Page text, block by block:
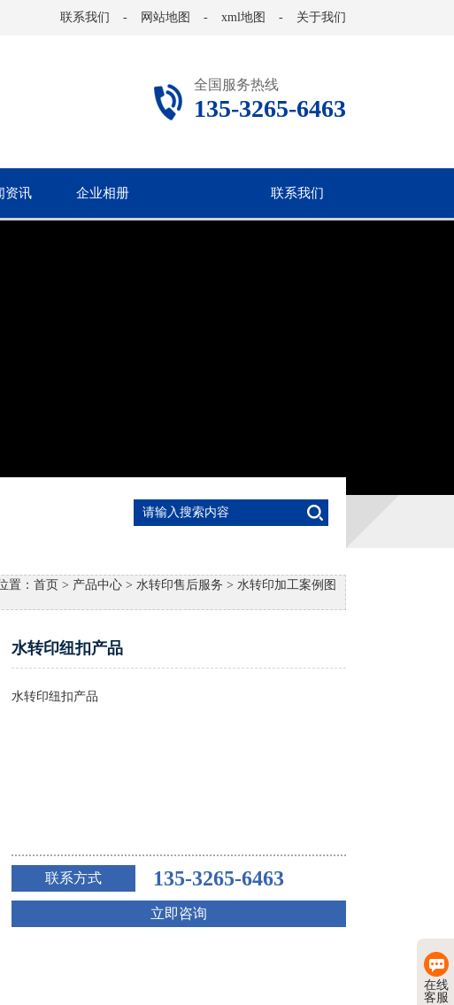
联系我们 - 网站地图 - xml地图 - 关于我们
全国服务热线
135-3265-6463
资讯 企业相册 联系我们
置： 首页 > 产品中心 > 水转印售后服务 > 水转印加工案例图
水转印纽扣产品
水转印纽扣产品
联系方式 135-3265-6463
立即咨询
在线
客服